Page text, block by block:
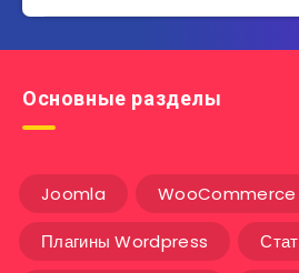
Основные разделы
Joomla WooCommerce
Плагины Wordpress